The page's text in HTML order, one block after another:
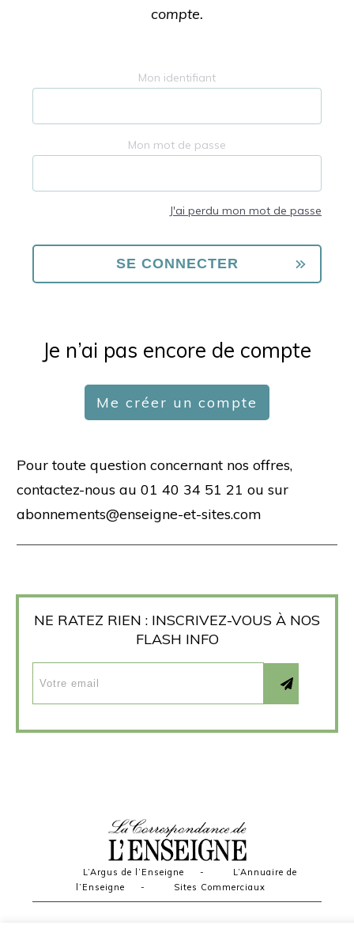
compte.
Mon identifiant
Mon mot de passe
J'ai perdu mon mot de passe
Je n’ai pas encore de compte
Me créer un compte
Pour toute question concernant nos offres,
contactez-nous au 01 40 34 51 21 ou sur
abonnements@enseigne-et-sites.com
NE RATEZ RIEN : INSCRIVEZ-VOUS À NOS
FLASH INFO
L’Argus de l’Enseigne -
L’Annuaire de
l’Enseigne
- Sites Commerciaux